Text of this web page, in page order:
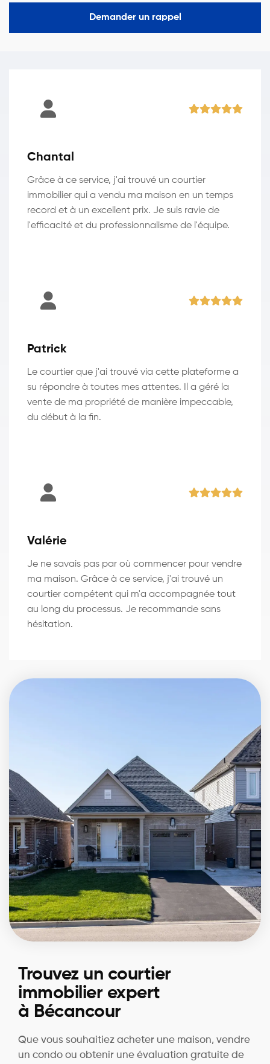
Demander un rappel
Chantal
Grâce à ce service, j'ai trouvé un courtier
immobilier qui a vendu ma maison en un temps
record et à un excellent prix. Je suis ravie de
l'efficacité et du professionnalisme de l'équipe.
Patrick
Le courtier que j'ai trouvé via cette plateforme a
su répondre à toutes mes attentes. Il a géré la
vente de ma propriété de manière impeccable,
du début à la fin.
Valérie
Je ne savais pas par où commencer pour vendre
ma maison. Grâce à ce service, j'ai trouvé un
courtier compétent qui m'a accompagnée tout
au long du processus. Je recommande sans
hésitation.
Trouvez un courtier
immobilier expert
à Bécancour
Que vous souhaitiez acheter une maison, vendre
un condo ou obtenir une évaluation gratuite de